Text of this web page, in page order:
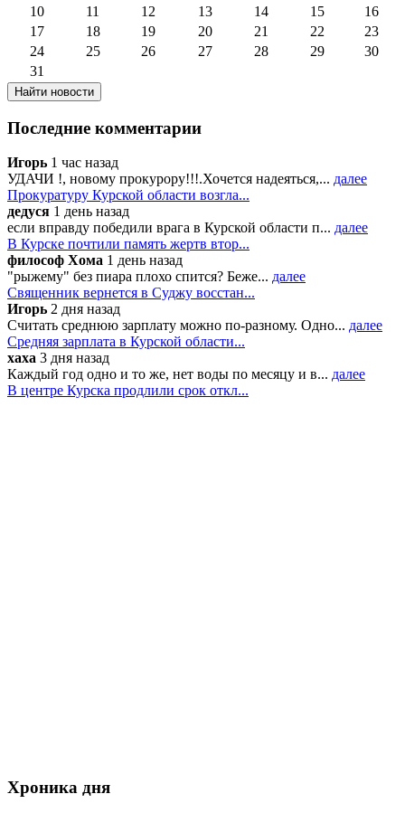
10
11 12 13 14 15
16
17
18 19 20 21 22
23
24
25 26 27 28 29
30
31
Последние комментарии
Игорь 1 час назад
УДАЧИ !, новому прокурору!!!.Хочется надеяться,... далее
Прокуратуру Курской области возгла...
дедуся 1 день назад
если вправду победили врага в Курской области п... далее
В Курске почтили память жертв втор...
философ Хома 1 день назад
"рыжему" без пиара плохо спится? Беже... далее
Священник вернется в Суджу восстан...
Игорь 2 дня назад
Считать среднюю зарплату можно по-разному. Одно... далее
Средняя зарплата в Курской области...
хаха 3 дня назад
Каждый год одно и то же, нет воды по месяцу и в... далее
В центре Курска продлили срок откл...
Хроника дня